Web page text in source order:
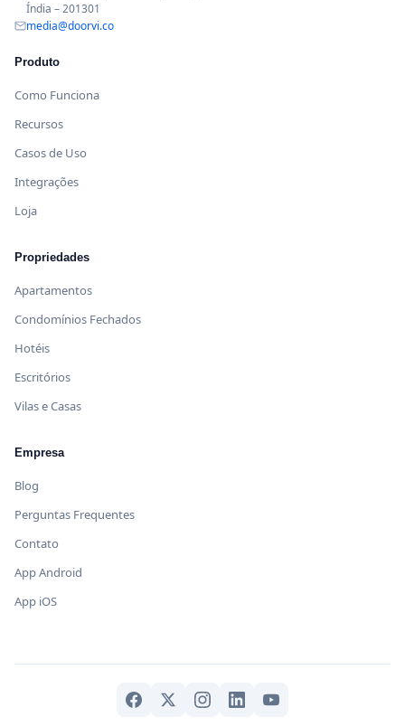
Índia – 201301
media@doorvi.co
Produto
Como Funciona
Recursos
Casos de Uso
Integrações
Loja
Propriedades
Apartamentos
Condomínios Fechados
Hotéis
Escritórios
Vilas e Casas
Empresa
Blog
Perguntas Frequentes
Contato
App Android
App iOS